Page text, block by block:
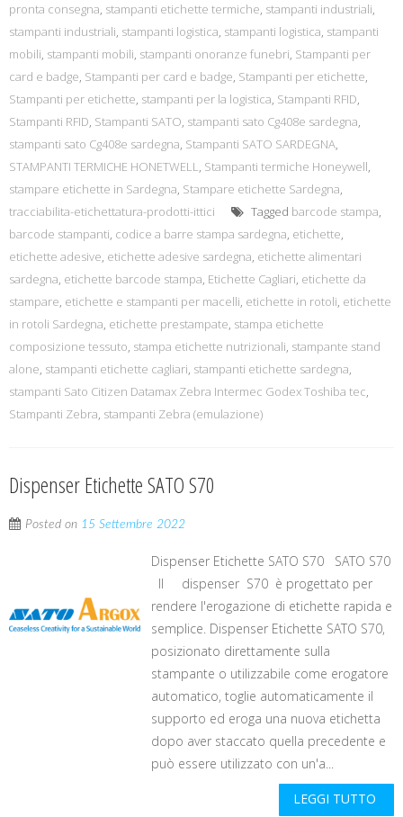
pronta consegna, stampanti etichette termiche, stampanti industriali,
stampanti industriali, stampanti logistica, stampanti logistica, stampanti
mobili, stampanti mobili, stampanti onoranze funebri, Stampanti per
card e badge, Stampanti per card e badge, Stampanti per etichette,
Stampanti per etichette, stampanti per la logistica, Stampanti RFID,
Stampanti RFID, Stampanti SATO, stampanti sato Cg408e sardegna,
stampanti sato Cg408e sardegna, Stampanti SATO SARDEGNA,
STAMPANTI TERMICHE HONETWELL, Stampanti termiche Honeywell,
stampare etichette in Sardegna, Stampare etichette Sardegna,
tracciabilita-etichettatura-prodotti-ittici
Tagged barcode stampa,
barcode stampanti, codice a barre stampa sardegna, etichette,
etichette adesive, etichette adesive sardegna, etichette alimentari
sardegna, etichette barcode stampa, Etichette Cagliari, etichette da
stampare, etichette e stampanti per macelli, etichette in rotoli, etichette
in rotoli Sardegna, etichette prestampate, stampa etichette
composizione tessuto, stampa etichette nutrizionali, stampante stand
alone, stampanti etichette cagliari, stampanti etichette sardegna,
stampanti Sato Citizen Datamax Zebra Intermec Godex Toshiba tec,
Stampanti Zebra, stampanti Zebra (emulazione)
Dispenser Etichette SATO S70
Posted on 15 Settembre 2022
Dispenser Etichette SATO S70 SATO S70
Il dispenser S70 è progettato per
rendere l'erogazione di etichette rapida e
semplice. Dispenser Etichette SATO S70,
posizionato direttamente sulla
stampante o utilizzabile come erogatore
automatico, toglie automaticamente il
supporto ed eroga una nuova etichetta
dopo aver staccato quella precedente e
può essere utilizzato con un'a...
LEGGI TUTTO